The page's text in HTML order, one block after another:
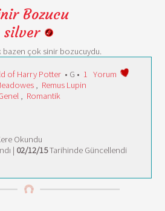
Bozucu
silver
bazen çok sinir bozucuydu.
of Harry Potter • G • 1 Yorum
, Remus Lupin
, Romantik
Okundu
| 02/12/15Tarihinde Güncellendi